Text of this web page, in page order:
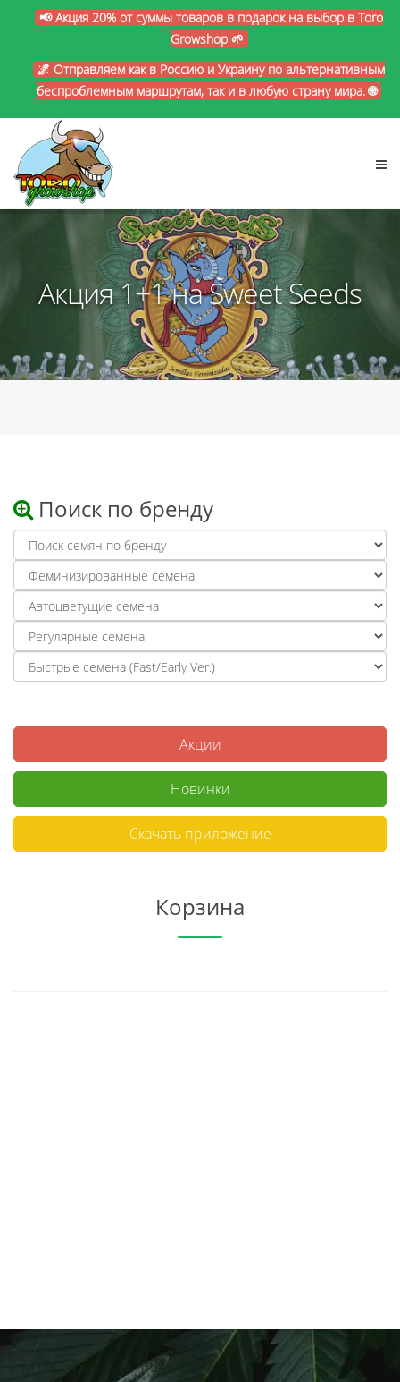
📢 Акция 20% от суммы товаров в подарок на выбор в Toro
Growshop 🌱
🌌 Отправляем как в Россию и Украину по альтернативным
беспроблемным маршрутам, так и в любую страну мира. 🌐
Акция 1+1 на Sweet Seeds
Поиск по бренду
Акции
Новинки
Скачать приложение
Корзина